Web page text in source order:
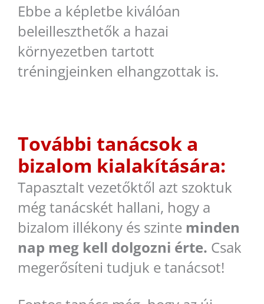
Ebbe a képletbe kiválóan
beleilleszthetők a hazai
környezetben tartott
tréningjeinken elhangzottak is.
További tanácsok a
bizalom kialakítására:
Tapasztalt vezetőktől azt szoktuk
még tanácskét hallani, hogy a
bizalom illékony és szinte minden
nap meg kell dolgozni érte. Csak
megerősíteni tudjuk e tanácsot!